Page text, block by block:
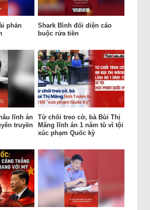
phản
Shark Bình đối diện cáo
buộc rửa tiền
lĩnh án
truyền
Từ chối treo cờ, bà Bùi Thị
Măng lĩnh án 1 năm tù vì tội
xúc phạm Quốc kỳ